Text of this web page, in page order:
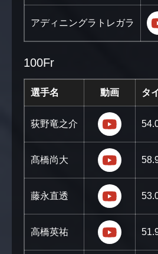
アディニングラトレガラ
100Fr
選手名 動画 タ
荻野竜之介 https://
髙橋尚大 https://
藤永直透 https://
高橋英祐 https://